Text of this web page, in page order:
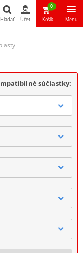
Hľadať Účet
0
Košík Menu
súčiastky: